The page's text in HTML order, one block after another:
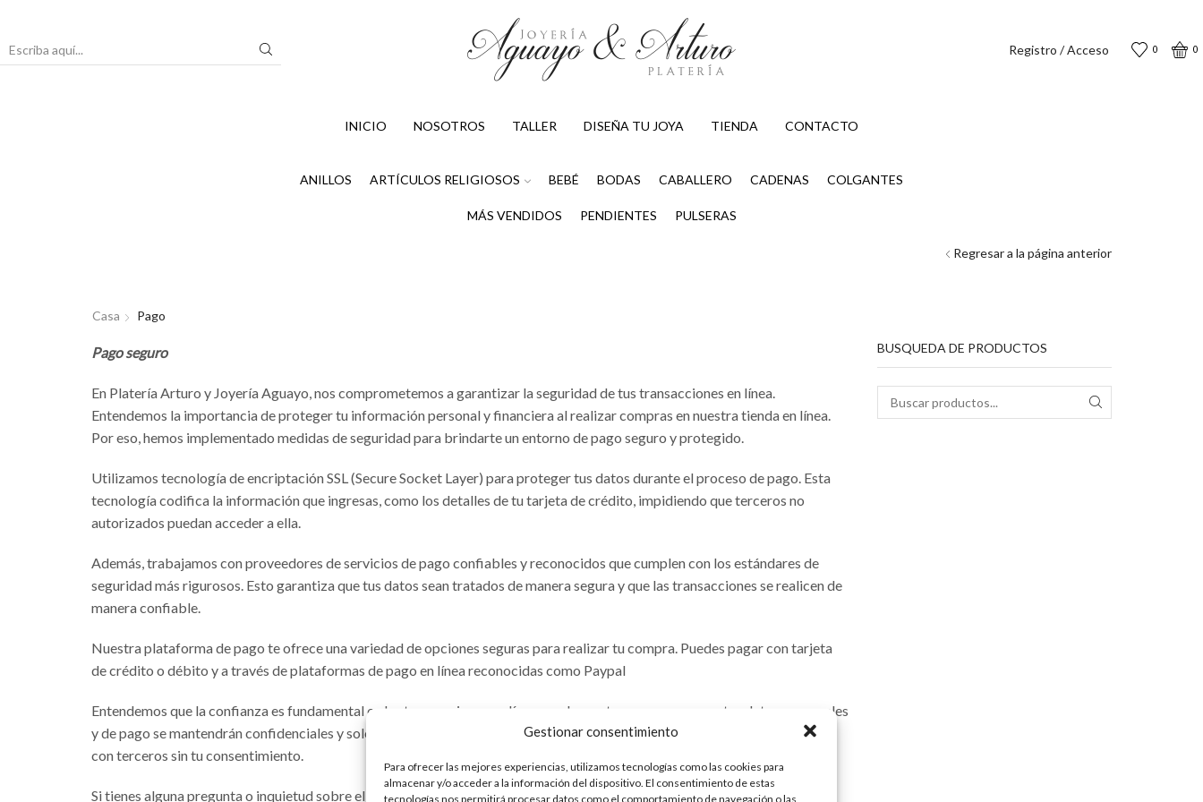
Gestionar consentimiento
Para ofrecer las mejores experiencias, utilizamos tecnologías como las cookies para
almacenar y/o acceder a la información del dispositivo. El consentimiento de estas
tecnologías nos permitirá procesar datos como el comportamiento de navegación o las
Registro / Acceso 0 0
INICIO NOSOTROS TALLER DISEÑA TU JOYA TIENDA CONTACTO
ANILLOS ARTÍCULOS RELIGIOSOS BEBÉ BODAS CABALLERO CADENAS COLGANTES
MÁS VENDIDOS PENDIENTES PULSERAS
Regresar a la página anterior
Casa Pago
Pago seguro
En Platería Arturo y Joyería Aguayo, nos comprometemos a garantizar la seguridad de tus transacciones en línea.
Entendemos la importancia de proteger tu información personal y financiera al realizar compras en nuestra tienda en línea.
Por eso, hemos implementado medidas de seguridad para brindarte un entorno de pago seguro y protegido.
Utilizamos tecnología de encriptación SSL (Secure Socket Layer) para proteger tus datos durante el proceso de pago. Esta
tecnología codifica la información que ingresas, como los detalles de tu tarjeta de crédito, impidiendo que terceros no
autorizados puedan acceder a ella.
Además, trabajamos con proveedores de servicios de pago confiables y reconocidos que cumplen con los estándares de
seguridad más rigurosos. Esto garantiza que tus datos sean tratados de manera segura y que las transacciones se realicen de
manera confiable.
Nuestra plataforma de pago te ofrece una variedad de opciones seguras para realizar tu compra. Puedes pagar con tarjeta
de crédito o débito y a través de plataformas de pago en línea reconocidas como Paypal
Entendemos que la confianza es fundamental en las transacciones en línea, por lo que te aseguramos que tus datos personales
y de pago se mantendrán confidenciales y solo se utilizarán para procesar tu pedido. Nunca compartiremos tu información
con terceros sin tu consentimiento.
Si tienes alguna pregunta o inquietud sobre el proceso de pago seguro, nuestro equipo de atención al cliente estará
BUSQUEDA DE PRODUCTOS
Búsqueda de: SEARCH